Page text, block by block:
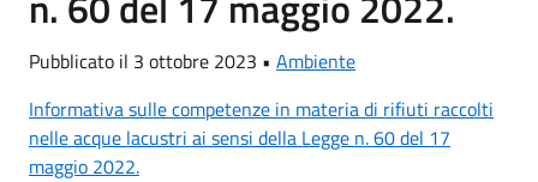
Pubblicato il 3 ottobre 2023 • Ambiente
Informativa sulle competenze in materia di rifiuti raccolti
nelle acque lacustri ai sensi della Legge n. 60 del 17
maggio 2022.